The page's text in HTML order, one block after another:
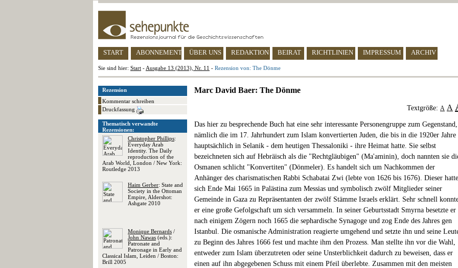
START ABONNEMENT ÜBER UNS REDAKTION BEIRAT RICHTLINIEN IMPRESSUM ARCHIV
Sie sind hier: Start - Ausgabe 13 (2013), Nr. 11 - Rezension von: The Dönme
Rezension
Kommentar schreiben
Druckfassung
Thematisch verwandte
Rezensionen:
Christopher Phillips:
Everyday Arab
Identity. The Daily
reproduction of the
Arab World, London / New York:
Routledge 2013
Haim Gerber: State and
Society in the Ottoman
Empire, Aldershot:
Ashgate 2010
Monique Bernards /
John Nawas (eds.):
Patronate and
Patronage in Early and
Classical Islam, Leiden / Boston:
Brill 2005
Marc David Baer: The Dönme
Textgröße: A A
Das hier zu besprechende Buch hat eine sehr interessante Personengruppe zum Gegenstand,
nämlich die im 17. Jahrhundert zum Islam konvertierten Juden, die bis in die 1920er Jahre
hauptsächlich in Selanik - dem heutigen Thessaloniki - ihre Heimat hatte. Sie selbst
bezeichneten sich auf Hebräisch als die "Rechtgläubigen" (Ma'aminin), doch nannten sie
Osmanen schlicht "Konvertiten" (Dönmeler). Es handelt sich um Nachkommen der
Anhänger des charismatischen Rabbi Schabatai Zwi (lebte von 1626 bis 1676). Dieser hatte
sich Ende Mai 1665 in Palästina zum Messias und symbolisch zwölf Mitglieder seiner
Gemeinde in Gaza zu Repräsentanten der zwölf Stämme Israels erklärt. Sehr schnell
er eine große Gefolgschaft um sich versammeln. In seiner Geburtsstadt Smyrna besetzte er
nach einigem Zögern noch 1665 die sephardische Synagoge und zog Ende des Jahres gen
Istanbul. Die osmanische Administration reagierte umgehend und setzte ihn und seine
zu Beginn des Jahres 1666 fest und machte ihm den Prozess. Man stellte ihn vor die Wahl,
entweder zum Islam überzutreten oder seine Unsterblichkeit dadurch zu beweisen, dass er
einen auf ihn abgegebenen Schuss mit einem Pfeil überlebte. Zusammen mit den meisten